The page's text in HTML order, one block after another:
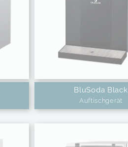
BluSoda Black
Auftischgerät